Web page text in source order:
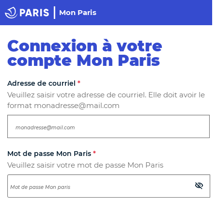
Paris
Mon Paris
Connexion à votre
compte Mon Paris
Adresse de courriel *
Veuillez saisir votre adresse de courriel. Elle doit avoir le
format monadresse@mail.com
Mot de passe Mon Paris *
Veuillez saisir votre mot de passe Mon Paris